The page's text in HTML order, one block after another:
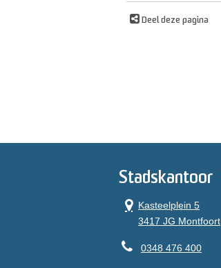
Deel deze pagina
Stadskantoor
Kasteelplein 5
3417 JG Montfoort
0348 476 400